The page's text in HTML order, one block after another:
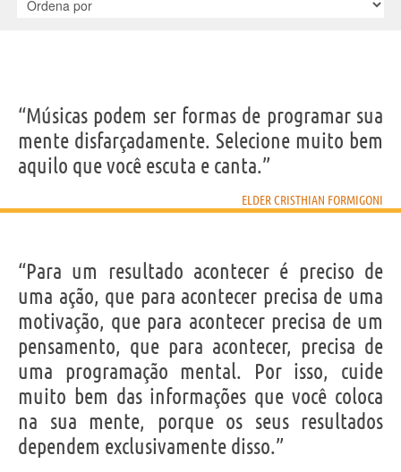
“Músicas podem ser formas de programar sua
mente disfarçadamente. Selecione muito bem
aquilo que você escuta e canta.”
ELDER CRISTHIAN FORMIGONI
“Para um resultado acontecer é preciso de
uma ação, que para acontecer precisa de uma
motivação, que para acontecer precisa de um
pensamento, que para acontecer, precisa de
uma programação mental. Por isso, cuide
muito bem das informações que você coloca
na sua mente, porque os seus resultados
dependem exclusivamente disso.”